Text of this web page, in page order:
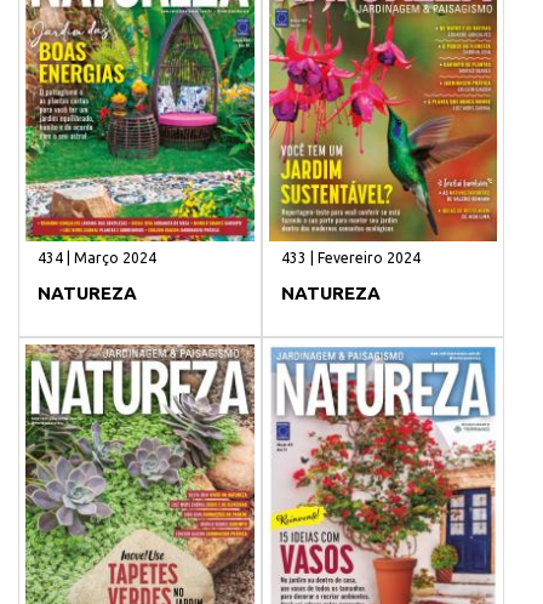
434 | Março 2024
NATUREZA
433 | Fevereiro 2024
NATUREZA